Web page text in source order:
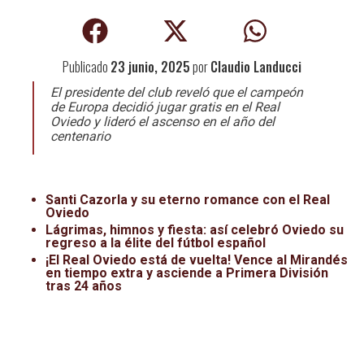
Fútbol de Estufa
Fútbol Femenil
Leagues Cup
Liga MX
Selección Mexicana
Boxeo
Juegos Panamericanos
Publicado 23 junio, 2025porClaudio Landucci
El presidente del club reveló que el campeón
de Europa decidió jugar gratis en el Real
Oviedo y lideró el ascenso en el año del
centenario
Santi Cazorla y su eterno romance con el Real
Oviedo
Lágrimas, himnos y fiesta: así celebró Oviedo su
regreso a la élite del fútbol español
¡El Real Oviedo está de vuelta! Vence al Mirandés
en tiempo extra y asciende a Primera División
tras 24 años